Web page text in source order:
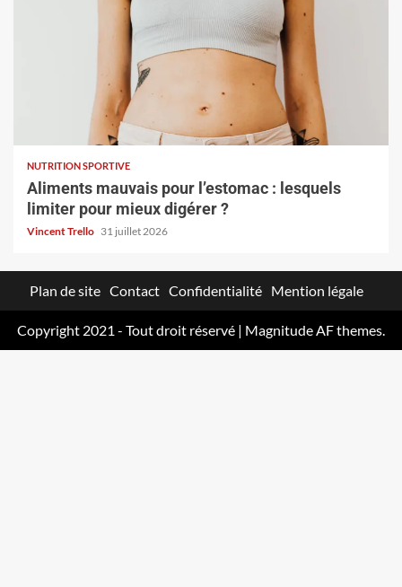
NUTRITION SPORTIVE
Aliments mauvais pour l’estomac : lesquels
limiter pour mieux digérer ?
Vincent Trello 31 juillet 2026
Plan de site Contact Confidentialité Mention légale
Copyright 2021 - Tout droit réservé | MagnitudeAF themes.